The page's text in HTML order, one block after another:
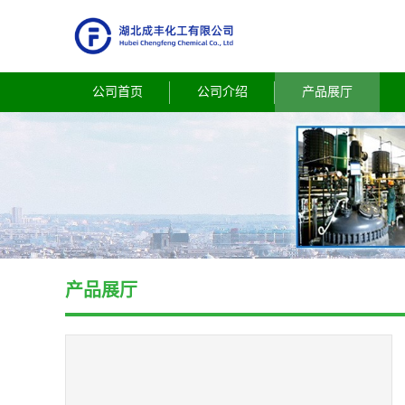
公司首页 公司介绍 产品展厅
产品展厅